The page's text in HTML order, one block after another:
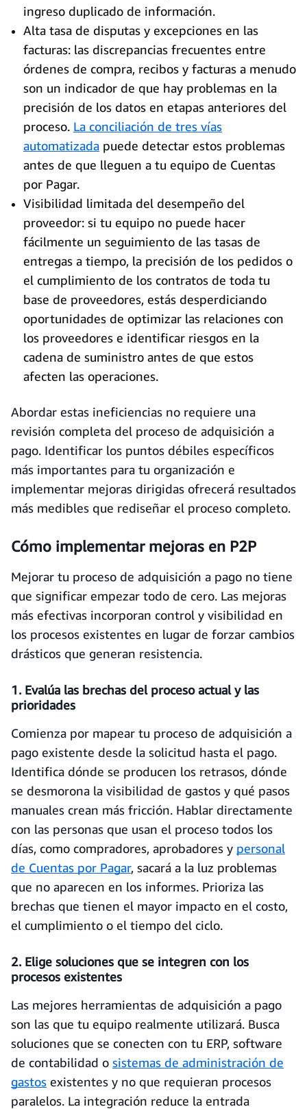
ingreso duplicado de información.
Alta tasa de disputas y excepciones en las
facturas: las discrepancias frecuentes entre
órdenes de compra, recibos y facturas a menudo
son un indicador de que hay problemas en la
precisión de los datos en etapas anteriores del
proceso. La conciliación de tres vías
automatizada puede detectar estos problemas
antes de que lleguen a tu equipo de Cuentas
por Pagar.
Visibilidad limitada del desempeño del
proveedor: si tu equipo no puede hacer
fácilmente un seguimiento de las tasas de
entregas a tiempo, la precisión de los pedidos o
el cumplimiento de los contratos de toda tu
base de proveedores, estás desperdiciando
oportunidades de optimizar las relaciones con
los proveedores e identificar riesgos en la
cadena de suministro antes de que estos
afecten las operaciones.
Abordar estas ineficiencias no requiere una
revisión completa del proceso de adquisición a
pago. Identificar los puntos débiles específicos
más importantes para tu organización e
implementar mejoras dirigidas ofrecerá resultados
más medibles que rediseñar el proceso completo.
Cómo implementar mejoras en P2P
Mejorar tu proceso de adquisición a pago no tiene
que significar empezar todo de cero. Las mejoras
más efectivas incorporan control y visibilidad en
los procesos existentes en lugar de forzar cambios
drásticos que generan resistencia.
1. Evalúa las brechas del proceso actual y las
prioridades
Comienza por mapear tu proceso de adquisición a
pago existente desde la solicitud hasta el pago.
Identifica dónde se producen los retrasos, dónde
se desmorona la visibilidad de gastos y qué pasos
manuales crean más fricción. Hablar directamente
con las personas que usan el proceso todos los
días, como compradores, aprobadores y personal
de Cuentas por Pagar, sacará a la luz problemas
que no aparecen en los informes. Prioriza las
brechas que tienen el mayor impacto en el costo,
el cumplimiento o el tiempo del ciclo.
2. Elige soluciones que se integren con los
procesos existentes
Las mejores herramientas de adquisición a pago
son las que tu equipo realmente utilizará. Busca
soluciones que se conecten con tu ERP, software
de contabilidad o sistemas de administración de
gastos existentes y no que requieran procesos
paralelos. La integración reduce la entrada